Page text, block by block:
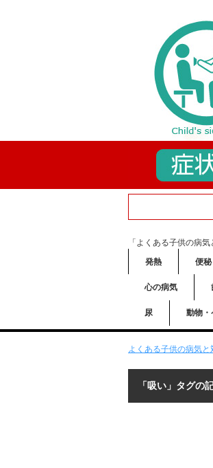
「よくある子供の病
発熱
便秘
心の病気
尿 動物・
よくある子供の病気
「吸い」タグの